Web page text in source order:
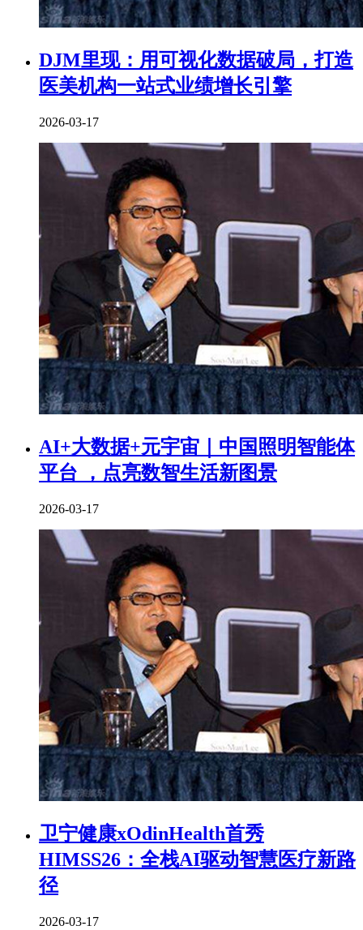
DJM里现：用可视化数据破局，打造
医美机构一站式业绩增长引擎
2026-03-17
AI+大数据+元宇宙｜中国照明智能体
平台 ，点亮数智生活新图景
2026-03-17
卫宁健康xOdinHealth首秀
HIMSS26：全栈AI驱动智慧医疗新路
径
2026-03-17